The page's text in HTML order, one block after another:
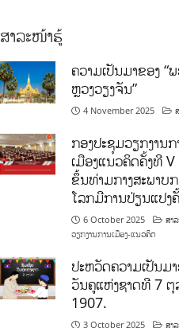
ສາລະໜ້າຮູ້
ຄວາມເປັນມາຂອງ “
ຫຼວງວຽງຈັນ”
4 November 2025
ກອງປະຊຸມວຽກງານກ
ເມືອງແນວຄິດຄັ້ງທີ V
ຂຶ້ນທ່າມກາງສະພາບ
ໂລກມີການປ່ຽນແປງ
6 October 2025 ສາ
ວຽກງານການເມືອງ-ແນວຄິດ
ປະຫວັດຄວາມເປັນມ
ວັນຄູແຫ່ງຊາດທີ 7 ຕຸ
1907.
3 October 2025 ສາ